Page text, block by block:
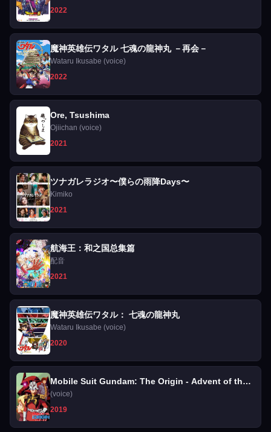
2022
魔神英雄伝ワタル 七魂の龍神丸 －再会－
Wataru Ikusabe (voice)
2022
Ore, Tsushima
Ojiichan (voice)
2021
ツナガレラジオ〜僕らの雨降Days〜
Kimiko
2021
航海王：和之国总集篇
配音
2021
魔神英雄伝ワタル： 七魂の龍神丸
Wataru Ikusabe (voice)
2020
Mobile Suit Gundam: The Origin - Advent of the
Red Comet
(voice)
2019